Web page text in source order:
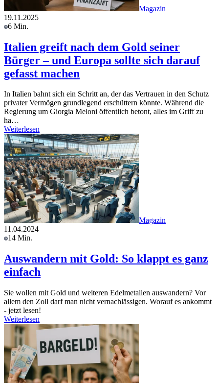
Magazin
19.11.2025
6 Min.
Italien greift nach dem Gold seiner
Bürger – und Europa sollte sich darauf
gefasst machen
In Italien bahnt sich ein Schritt an, der das Vertrauen in den Schutz
privater Vermögen grundlegend erschüttern könnte. Während die
Regierung um Giorgia Meloni öffentlich betont, alles im Griff zu
ha…
Weiterlesen
Magazin
11.04.2024
14 Min.
Auswandern mit Gold: So klappt es ganz
einfach
Sie wollen mit Gold und weiteren Edelmetallen auswandern? Vor
allem den Zoll darf man nicht vernachlässigen. Worauf es ankommt
- jetzt lesen!
Weiterlesen